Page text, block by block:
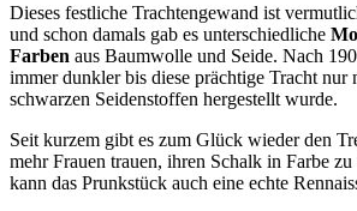
Dieses festliche Trachtengewand ist
und schon damals gab es unterschiedliche
Farben aus Baumwolle und Seide. Nach
immer dunkler bis diese prächtige Tracht nur
schwarzen Seidenstoffen hergestellt wurde.
Seit kurzem gibt es zum Glück wieder den
mehr Frauen trauen, ihren Schalk in Farbe
kann das Prunkstück auch eine echte